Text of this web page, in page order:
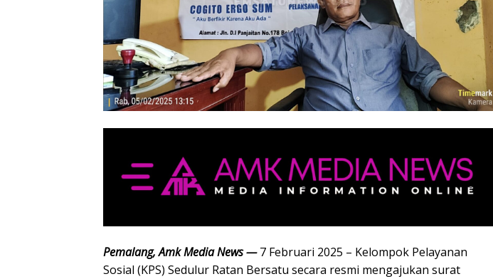
Pemalang, Amk Media News — 7 Februari 2025 – Kelompok Pelayanan
Sosial (KPS) Sedulur Ratan Bersatu secara resmi mengajukan surat